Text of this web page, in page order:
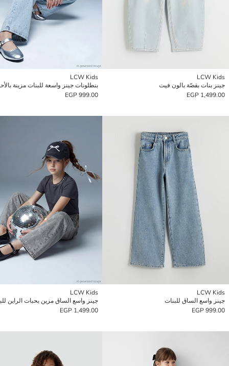
LCW Kids
جينز بنات بقصّة بالون فيت
1,499.00 EGP
LCW Kids
بنطلونات جينز واسعة للبنات مزينة
999.00 EGP
LCW Kids
جينز واسع الساق للبنات
999.00 EGP
LCW Kids
جينز واسع الساق مزين بحبات الراين
1,499.00 EGP